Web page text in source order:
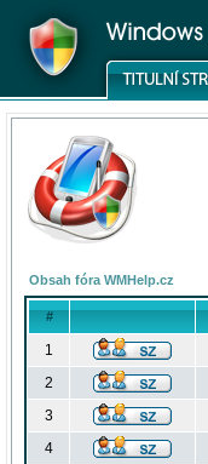
Obsah fóra WMHelp.cz
#
1
2
3
4